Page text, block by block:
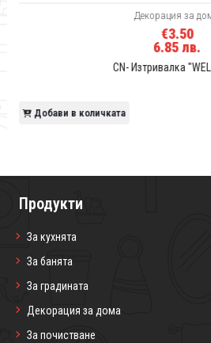
Декорация за
€3.50
6.85 лв.
CN- Изтривалка
Добави в количката
Продукти
За кухнята
За банята
За градината
Декорация за дома
За почистване